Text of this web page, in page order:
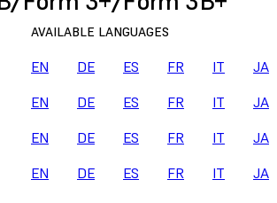
AVAILABLE LANGUAGES
EN DE ES FR IT JA
EN DE ES FR IT JA
EN DE ES FR IT JA
EN DE ES FR IT JA